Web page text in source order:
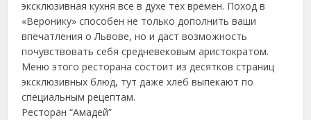
эксклюзивная кухня все в духе тех времен. Поход в
«Веронику» способен не только дополнить ваши
впечатления о Львове, но и даст возможность
почувствовать себя средневековым аристократом.
Меню этого ресторана состоит из десятков страниц
эксклюзивных блюд, тут даже хлеб выпекают по
специальным рецептам.
Ресторан “Амадей”